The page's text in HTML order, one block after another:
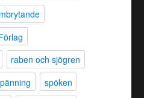
raben och sjögren
spöken